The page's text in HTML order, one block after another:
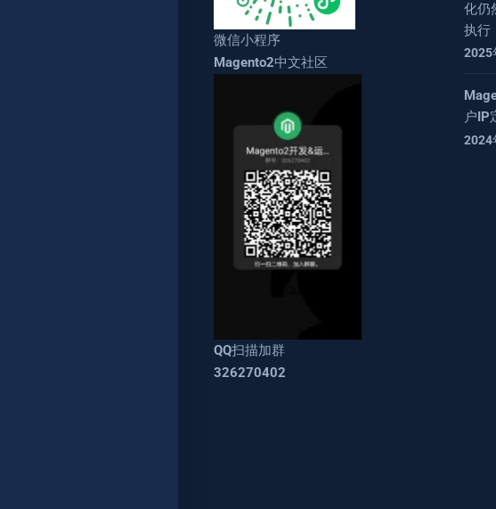
微信小程序
Magento2中文社区
QQ扫描加群
326270402
化仍
执行
2025
户IP
2024